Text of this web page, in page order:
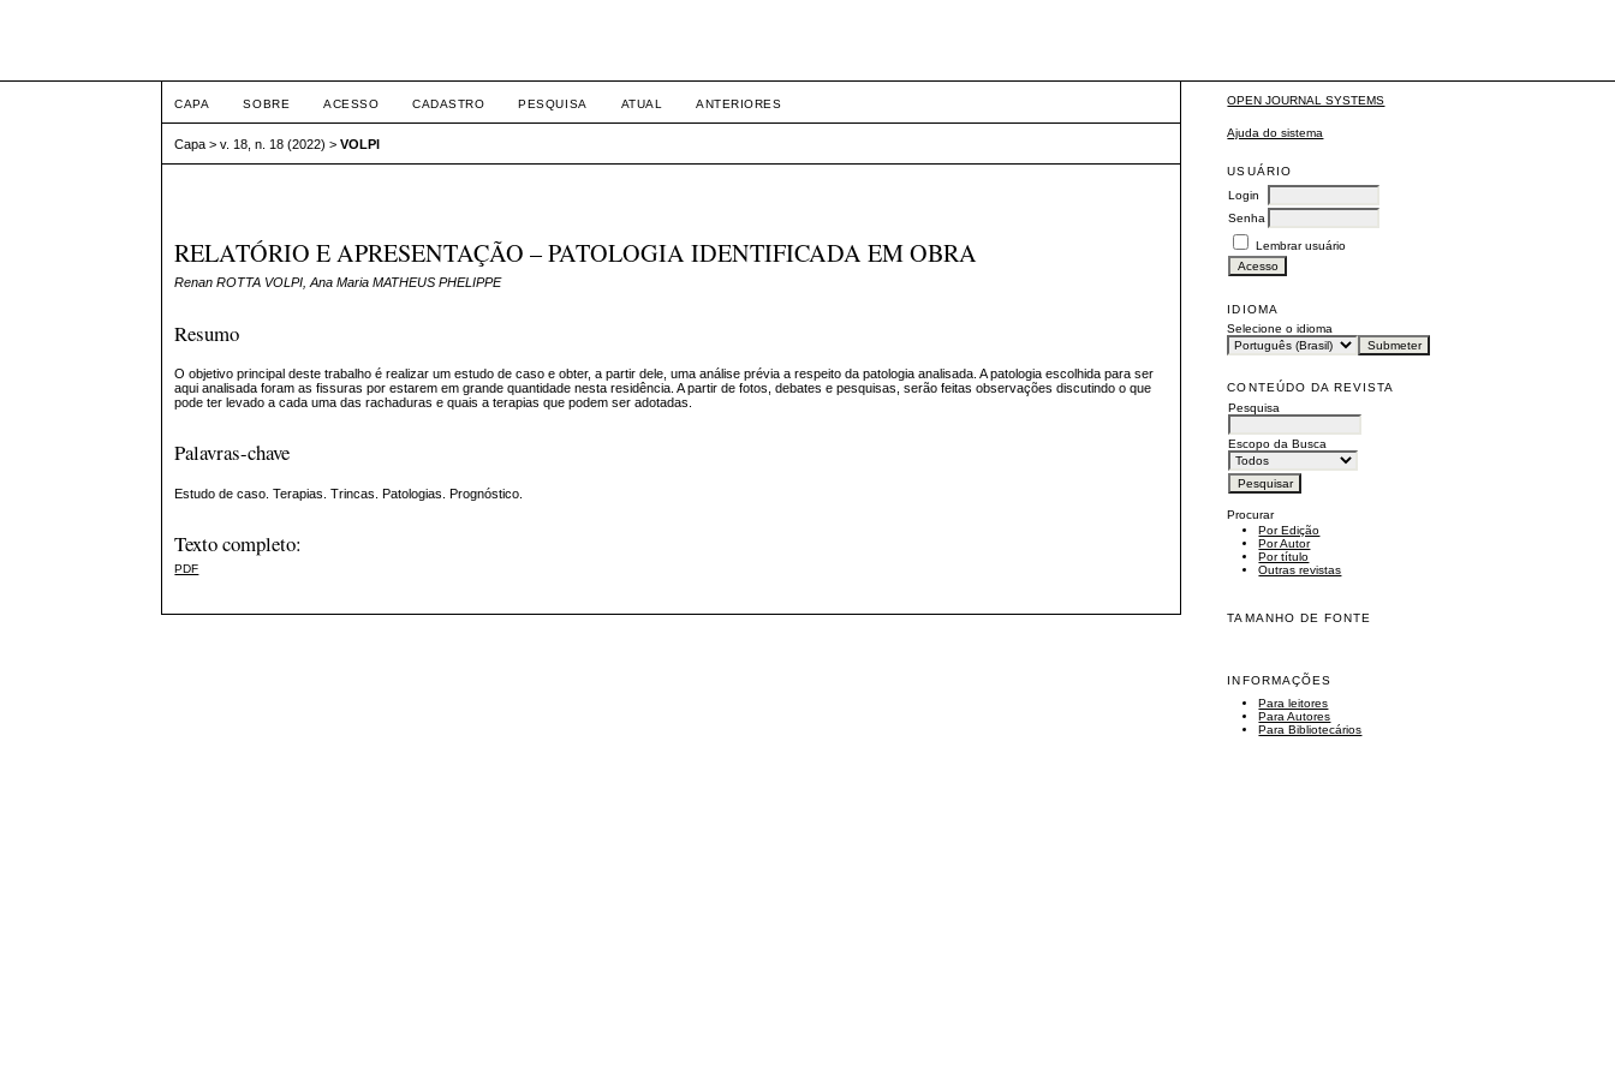
OPEN JOURNAL SYSTEMS
Ajuda do sistema
USUÁRIO
Login
Senha
Lembrar usuário
IDIOMA
Selecione o idioma
CONTEÚDO DA REVISTA
Pesquisa
Escopo da Busca
Procurar
Por Edição
Por Autor
Por título
Outras revistas
TAMANHO DE FONTE
INFORMAÇÕES
Para leitores
Para Autores
Para Bibliotecários
CAPA SOBRE ACESSO CADASTRO PESQUISA ATUAL ANTERIORES
Capa >v. 18, n. 18 (2022) >VOLPI
RELATÓRIO E APRESENTAÇÃO – PATOLOGIA IDENTIFICADA EM OBRA
Renan ROTTA VOLPI, Ana Maria MATHEUS PHELIPPE
Resumo
O objetivo principal deste trabalho é realizar um estudo de caso e obter, a partir dele, uma análise prévia a respeito da patologia analisada. A patologia escolhida para ser
aqui analisada foram as fissuras por estarem em grande quantidade nesta residência. A partir de fotos, debates e pesquisas, serão feitas observações discutindo o que
pode ter levado a cada uma das rachaduras e quais a terapias que podem ser adotadas.
Palavras-chave
Estudo de caso. Terapias. Trincas. Patologias. Prognóstico.
Texto completo:
PDF